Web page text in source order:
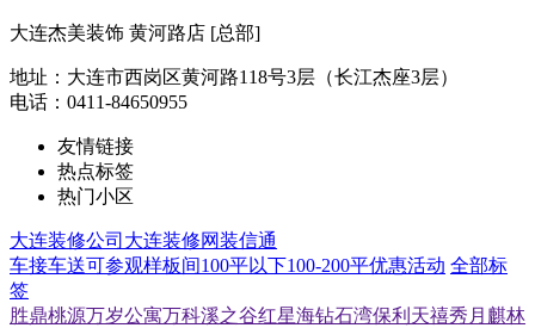
大连杰美装饰 黄河路店 [总部]
地址：大连市西岗区黄河路118号3层（长江杰座3层）
电话：0411-84650955
友情链接
热点标签
热门小区
大连装修公司 大连装修网装信通
车接车送可参观样板间100平以下100-200平优惠活动 全部标
签
胜鼎桃源万岁公寓万科溪之谷红星海钻石湾保利天禧秀月麒林